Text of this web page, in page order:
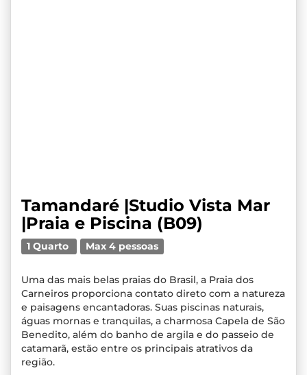
Tamandaré |Studio Vista Mar
|Praia e Piscina (B09)
1 Quarto Max 4 pessoas
Uma das mais belas praias do Brasil, a Praia dos
Carneiros proporciona contato direto com a natureza
e paisagens encantadoras. Suas piscinas naturais,
águas mornas e tranquilas, a charmosa Capela de São
Benedito, além do banho de argila e do passeio de
catamarã, estão entre os principais atrativos da
região.